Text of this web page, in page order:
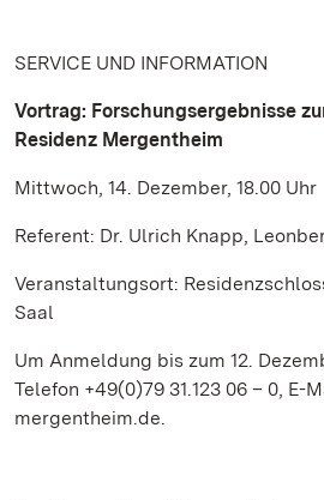
SERVICE UND INFORMATION
Vortrag: Forschungsergebnisse
Residenz Mergentheim
Mittwoch, 14. Dezember, 18.00 Uhr
Referent: Dr. Ulrich Knapp,
Veranstaltungsort:
Saal
Um Anmeldung bis zum 12.
Telefon +49(0)79 31.123 06 – 0, E-
mergentheim.de.